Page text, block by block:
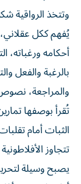
وتتخذ الرواقية
يُفهم ككل
أحكامه
بالرغبة والفعل
والمراجعة،
تُقرأ بوصفها
الثبات أمام
تتجاوز
يصبح وسيلة